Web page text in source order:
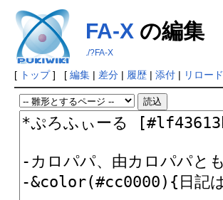
FA-X の編集
./?FA-X
[ トップ] [ 編集| 差分| 履歴| 添付| リロード